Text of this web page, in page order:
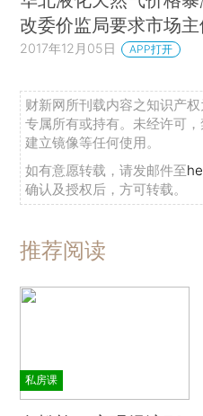
改委价监局要求市场
2017年12月05日 APP打开
财新网所刊载内容之知识产
专属所有或持有。未经许可
建立镜像等任何使用。
如有意愿转载，请发邮件至
确认及授权后，方可转载。
推荐阅读
私房课